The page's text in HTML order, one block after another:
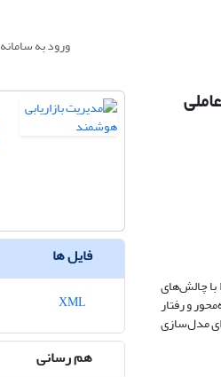
ورود به سامانه
با چالش‌های
و رفتار
مدل‌سازی
فایل ها
هم رسانی